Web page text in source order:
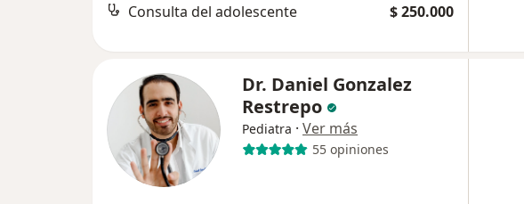
Consulta del adolescente $ 250.000
Dr. Daniel Gonzalez
Restrepo
Pediatra · Ver más
55 opiniones